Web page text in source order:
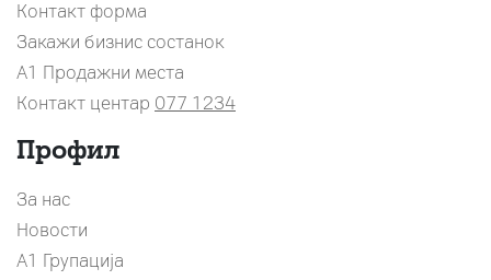
Контакт форма
Закажи бизнис состанок
A1 Продажни места
Контакт центар 077 1234
Профил
За нас
Новости
А1 Групација